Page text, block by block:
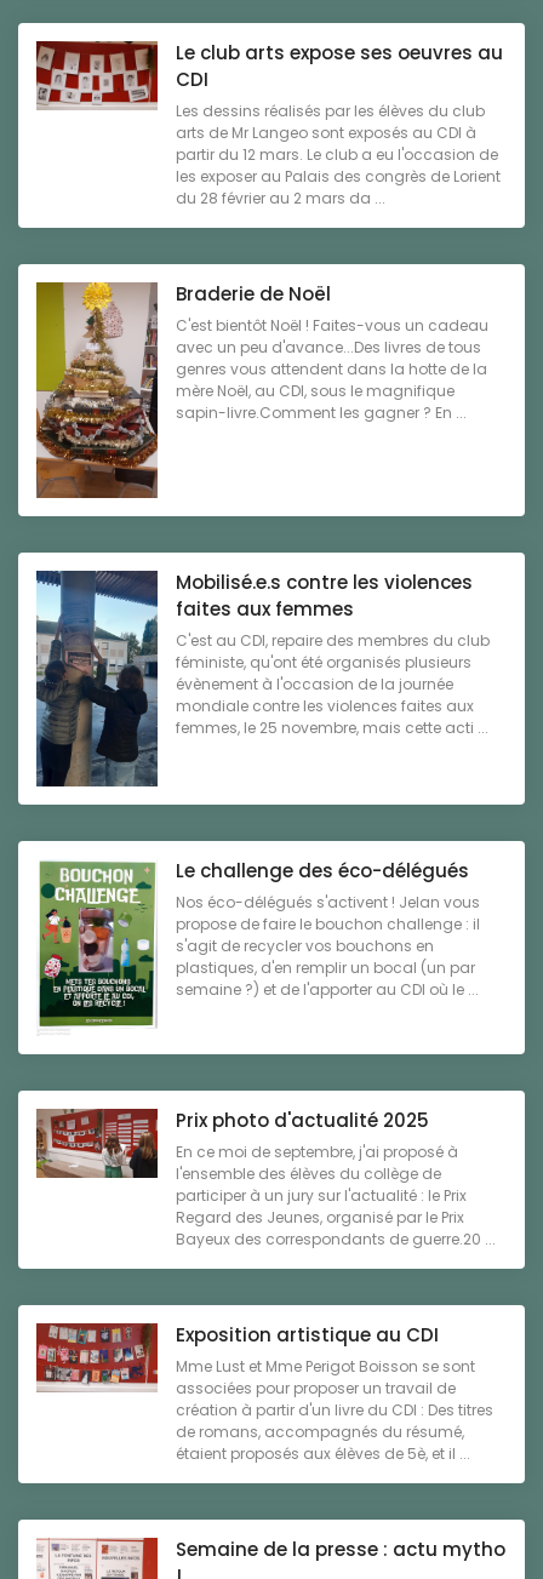
Le club arts expose ses oeuvres au
CDI
Les dessins réalisés par les élèves du club
arts de Mr Langeo sont exposés au CDI à
partir du 12 mars. Le club a eu l'occasion de
les exposer au Palais des congrès de Lorient
du 28 février au 2 mars da ...
Braderie de Noël
C'est bientôt Noël ! Faites-vous un cadeau
avec un peu d'avance...Des livres de tous
genres vous attendent dans la hotte de la
mère Noël, au CDI, sous le magnifique
sapin-livre.Comment les gagner ? En ...
Mobilisé.e.s contre les violences
faites aux femmes
C'est au CDI, repaire des membres du club
féministe, qu'ont été organisés plusieurs
évènement à l'occasion de la journée
mondiale contre les violences faites aux
femmes, le 25 novembre, mais cette acti ...
Le challenge des éco-délégués
Nos éco-délégués s'activent ! Jelan vous
propose de faire le bouchon challenge : il
s'agit de recycler vos bouchons en
plastiques, d'en remplir un bocal (un par
semaine ?) et de l'apporter au CDI où le ...
Prix photo d'actualité 2025
En ce moi de septembre, j'ai proposé à
l'ensemble des élèves du collège de
participer à un jury sur l'actualité : le Prix
Regard des Jeunes, organisé par le Prix
Bayeux des correspondants de guerre.20 ...
Exposition artistique au CDI
Mme Lust et Mme Perigot Boisson se sont
associées pour proposer un travail de
création à partir d'un livre du CDI : Des titres
de romans, accompagnés du résumé,
étaient proposés aux élèves de 5è, et il ...
Semaine de la presse : actu mytho